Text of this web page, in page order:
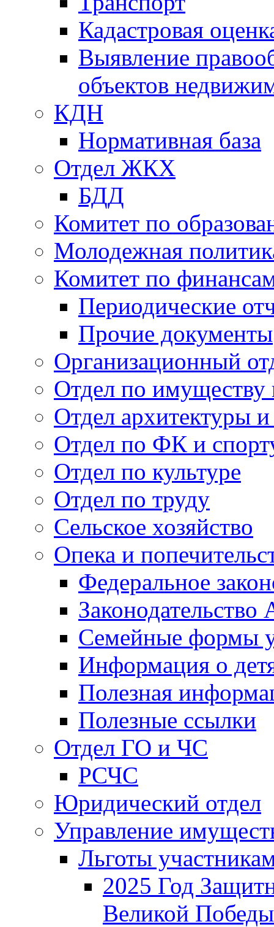
Кадастровая
Выявление
объектов
КДН
Нормативная база
Отдел ЖКХ
БДД
Комитет по
Молодежная
Комитет по
Периодические
Прочие документы
Организационный
Отдел по
Отдел архитектуры и
Отдел по ФК и
Отдел по культуре
Отдел по труду
Сельское хозяйство
Опека и
Федеральное
Законодательство
Семейные формы
Информация о
Полезная
Полезные ссылки
Отдел ГО и ЧС
РСЧС
Юридический отдел
Управление
Льготы
2025 Год
Великой Победы